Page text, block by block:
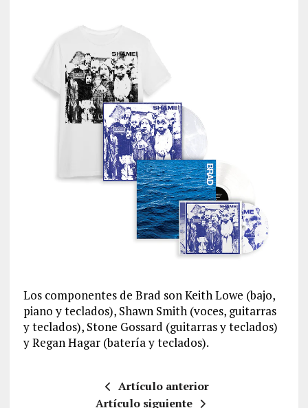
Los componentes de Brad son Keith Lowe (bajo,
piano y teclados), Shawn Smith (voces, guitarras
y teclados), Stone Gossard (guitarras y teclados)
y Regan Hagar (batería y teclados).
Artículo anterior
Artículo siguiente